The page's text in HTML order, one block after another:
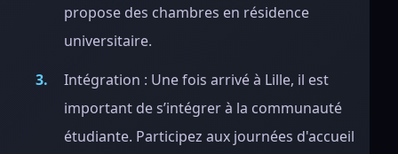
propose des chambres en résidence
universitaire.
Intégration : Une fois arrivé à Lille, il est
important de s’intégrer à la communauté
étudiante. Participez aux journées d'accueil